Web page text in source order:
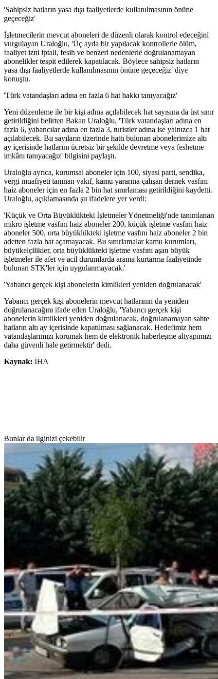
'Sahipsiz hatların yasa dışı faaliyetlerde kullanılmasının önüne
geçeceğiz'
İşletmecilerin mevcut aboneleri de düzenli olarak kontrol edeceğini
vurgulayan Uraloğlu, 'Üç ayda bir yapılacak kontrollerle ölüm,
faaliyet izni iptali, fesih ve benzeri nedenlerle doğrulanamayan
abonelikler tespit edilerek kapatılacak. Böylece sahipsiz hatların
yasa dışı faaliyetlerde kullanılmasının önüne geçeceğiz' diye
konuştu.
'Türk vatandaşları adına en fazla 6 hat hakkı tanıyacağız'
Yeni düzenleme ile bir kişi adına açılabilecek hat sayısına da üst sınır
getirildiğini belirten Bakan Uraloğlu, 'Türk vatandaşları adına en
fazla 6, yabancılar adına en fazla 3, turistler adına ise yalnızca 1 hat
açılabilecek. Bu sayıların üzerinde hattı bulunan abonelerimize altı
ay içerisinde hatlarını ücretsiz bir şekilde devretme veya feshetme
imkânı tanıyacağız' bilgisini paylaştı.
Uraloğlu ayrıca, kurumsal aboneler için 100, siyasi parti, sendika,
vergi muafiyeti tanınan vakıf, kamu yararına çalışan dernek vasfını
haiz aboneler için en fazla 2 bin hat sınırlaması getirildiğini kaydetti.
Uraloğlu, açıklamasında şu ifadelere yer verdi:
'Küçük ve Orta Büyüklükteki İşletmeler Yönetmeliği'nde tanımlanan
mikro işletme vasfını haiz aboneler 200, küçük işletme vasfını haiz
aboneler 500, orta büyüklükteki işletme vasfını haiz aboneler 2 bin
adetten fazla hat açamayacak. Bu sınırlamalar kamu kurumları,
büyükelçilikler, orta büyüklükteki işletme vasfını aşan büyük
işletmeler ile afet ve acil durumlarda arama kurtarma faaliyetinde
bulunan STK'ler için uygulanmayacak.'
'Yabancı gerçek kişi abonelerin kimlikleri yeniden doğrulanacak'
Yabancı gerçek kişi abonelerin mevcut hatlarının da yeniden
doğrulanacağını ifade eden Uraloğlu, 'Yabancı gerçek kişi
abonelerin kimlikleri yeniden doğrulanacak, doğrulanamayan sahte
hatların altı ay içerisinde kapatılması sağlanacak. Hedefimiz hem
vatandaşlarımızı korumak hem de elektronik haberleşme altyapımızı
daha güvenli hale getirmektir' dedi.
Kaynak: İHA
Bunlar da ilginizi çekebilir